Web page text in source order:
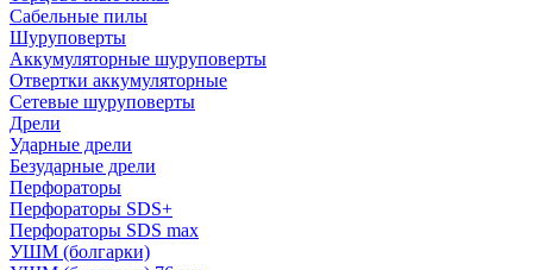
Сабельные пилы
Шуруповерты
Аккумуляторные шуруповерты
Отвертки аккумуляторные
Сетевые шуруповерты
Дрели
Ударные дрели
Безударные дрели
Перфораторы
Перфораторы SDS+
Перфораторы SDS max
УШМ (болгарки)